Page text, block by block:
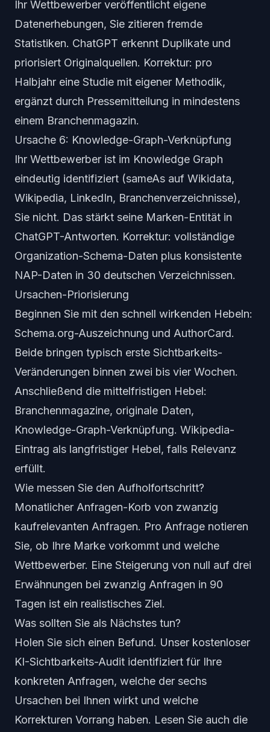
Ihr Wettbewerber veröffentlicht eigene
Datenerhebungen, Sie zitieren fremde
Statistiken. ChatGPT erkennt Duplikate und
priorisiert Originalquellen. Korrektur: pro
Halbjahr eine Studie mit eigener Methodik,
ergänzt durch Pressemitteilung in mindestens
einem Branchenmagazin.
Ursache 6: Knowledge-Graph-Verknüpfung
Ihr Wettbewerber ist im Knowledge Graph
eindeutig identifiziert (sameAs auf Wikidata,
Wikipedia, LinkedIn, Branchenverzeichnisse),
Sie nicht. Das stärkt seine Marken-Entität in
ChatGPT-Antworten. Korrektur: vollständige
Organization-Schema-Daten plus konsistente
NAP-Daten in 30 deutschen Verzeichnissen.
Ursachen-Priorisierung
Beginnen Sie mit den schnell wirkenden Hebeln:
Schema.org-Auszeichnung und AuthorCard.
Beide bringen typisch erste Sichtbarkeits-
Veränderungen binnen zwei bis vier Wochen.
Anschließend die mittelfristigen Hebel:
Branchenmagazine, originale Daten,
Knowledge-Graph-Verknüpfung. Wikipedia-
Eintrag als langfristiger Hebel, falls Relevanz
erfüllt.
Wie messen Sie den Aufholfortschritt?
Monatlicher Anfragen-Korb von zwanzig
kaufrelevanten Anfragen. Pro Anfrage notieren
Sie, ob Ihre Marke vorkommt und welche
Wettbewerber. Eine Steigerung von null auf drei
Erwähnungen bei zwanzig Anfragen in 90
Tagen ist ein realistisches Ziel.
Was sollten Sie als Nächstes tun?
Holen Sie sich einen Befund. Unser kostenloser
KI-Sichtbarkeits-Audit identifiziert für Ihre
konkreten Anfragen, welche der sechs
Ursachen bei Ihnen wirkt und welche
Korrekturen Vorrang haben. Lesen Sie auch die